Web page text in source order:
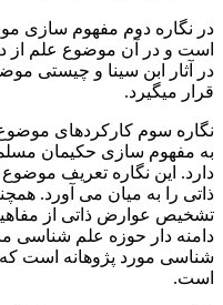
در نگاره دوم مفهوم سازی
است و در آن موضوع علم از
در آثار ابن سینا و چیستی
قرار می­گیرد.
نگاره سوم کارکردهای
به مفهوم سازی حکیمان
دارد. این نگاره تعریف
ذاتی را به میان می آورد.
تشخیص عوارض ذاتی از
دامنه دار حوزه علم شناسی
شناسی مورد پژوهانه است که
است.